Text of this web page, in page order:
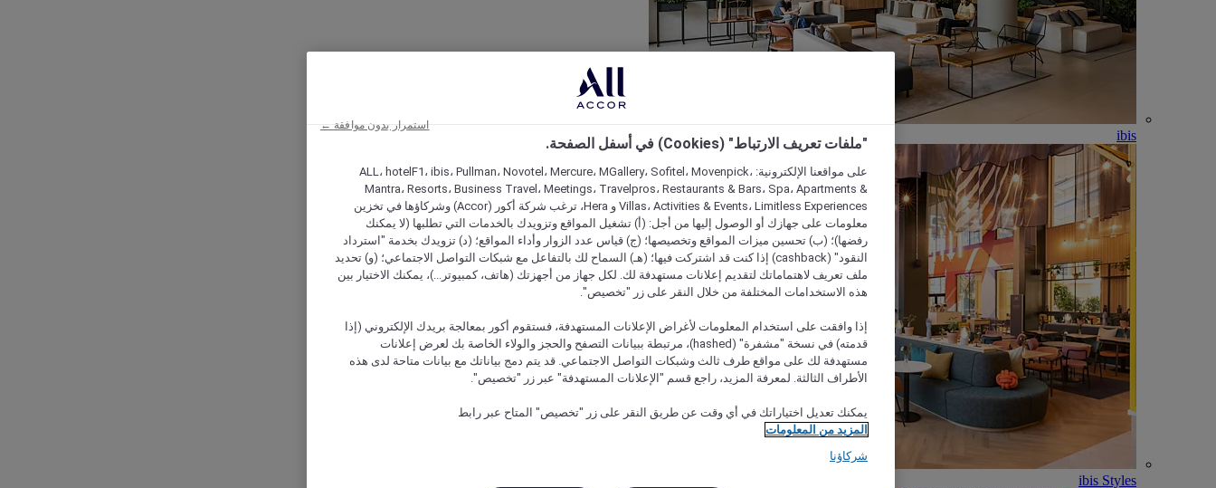
ibis
ibis Styles
"ملفات تعريف الارتباط" (Cookies) في أسفل الصفحة.
على مواقعنا الإلكترونية: ALL، hotelF1، ibis، Pullman، Novotel، Mercure، MGallery، Sofitel، Movenpick،
Mantra، Resorts، Business Travel، Meetings، Travelpros، Restaurants & Bars، Spa، Apartments &
Villas، Activities & Events، Limitless Experiences و Hera، ترغب شركة أكور (Accor) وشركاؤها في تخزين
معلومات على جهازك أو الوصول إليها من أجل: (أ) تشغيل المواقع وتزويدك بالخدمات التي تطلبها (لا يمكنك
رفضها)؛ (ب) تحسين ميزات المواقع وتخصيصها؛ (ج) قياس عدد الزوار وأداء المواقع؛ (د) تزويدك بخدمة "استرداد
النقود" (cashback) إذا كنت قد اشتركت فيها؛ (هـ) السماح لك بالتفاعل مع شبكات التواصل الاجتماعي؛ (و) تحديد
ملف تعريف لاهتماماتك لتقديم إعلانات مستهدفة لك. لكل جهاز من أجهزتك (هاتف، كمبيوتر...)، يمكنك الاختيار بين
هذه الاستخدامات المختلفة من خلال النقر على زر "تخصيص".
إذا وافقت على استخدام المعلومات لأغراض الإعلانات المستهدفة، فستقوم أكور بمعالجة بريدك الإلكتروني (إذا
قدمته) في نسخة "مشفرة" (hashed)، مرتبطة ببيانات التصفح والحجز والولاء الخاصة بك لعرض إعلانات
مستهدفة لك على مواقع طرف ثالث وشبكات التواصل الاجتماعي. قد يتم دمج بياناتك مع بيانات متاحة لدى هذه
الأطراف الثالثة. لمعرفة المزيد، راجع قسم "الإعلانات المستهدفة" عبر زر "تخصيص".
يمكنك تعديل اختياراتك في أي وقت عن طريق النقر على زر "تخصيص" المتاح عبر رابط
المزيد من المعلومات
شركاؤنا
استمرار بدون موافقة ←